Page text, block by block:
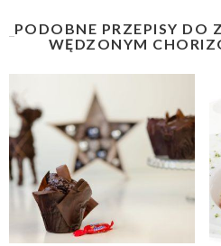
PODOBNE PRZEPISY DO
WĘDZONYM